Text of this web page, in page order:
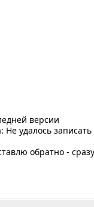
версии
удалось записать
обратно -